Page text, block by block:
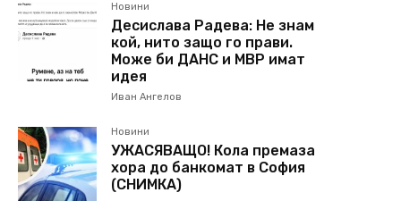
Новини
Десислава Радева: Не знам
кой, нито защо го прави.
Може би ДАНС и МВР имат
идея
Иван Ангелов
Новини
УЖАСЯВАЩО! Кола премаза
хора до банкомат в София
(СНИМКА)